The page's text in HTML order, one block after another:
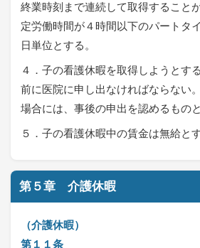
終業時刻まで連続して取得すること
定労働時間が４時間以下のパートタ
日単位とする。
４．子の看護休暇を取得しようとす
前に医院に申し出なければならない
場合には、事後の申出を認めるものと
５．子の看護休暇中の賃金は無給とす
第５章 介護休暇
（介護休暇）
第１１条